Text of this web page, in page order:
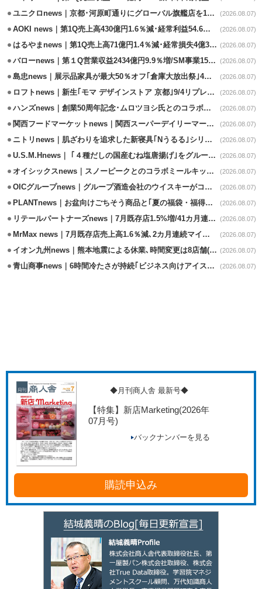
ユニクロnews｜京都･河原町通りにグローバル旗艦店を11/6開設 (2026.08.07)
AOKI news｜第1Q売上高430億円1.6％減･経常利益54.6％減 (2026.08.07)
はるやまnews｜第1Q売上高71億円1.4％減･経常損失4億3800万円 (2026.08.07)
バローnews｜第１Q営業収益2434億円9.9％増/SM事業15.5％増と絶好調 (2026.08.07)
島忠news｜展示品家具が最大50％オフ｢倉庫大放出祭｣4店舗限定で開催 (2026.08.07)
ロフトnews｜新生｢モマ デザインストア 京都｣9/4リプレイスオープン (2026.08.07)
ハンズnews｜創業50周年記念･ムロツヨシ氏とのコラボ企画｢ムロハンズ｣開催 (2026.08.07)
関西フードマーケットnews｜関西スーパーデイリーマート蒲生店8/7改装 (2026.08.07)
ニトリnews｜肌ざわりを追求した新寝具｢Nうるる｣シリーズを発売 (2026.08.07)
U.S.M.Hnews｜ ｢４種だしの国産むね塩唐揚げ｣をグループ610店で共同販促 (2026.08.07)
オイシックスnews｜スノーピークとのコラボミールキット8/13発売 (2026.08.07)
OICグループnews｜グループ酒造会社のウイスキーがコンペティション受賞 (2026.08.07)
PLANTnews｜お盆向けごちそう商品と｢夏の福袋・福得カート｣8/8から開催 (2026.08.07)
リテールパートナーズnews｜7月既存店1.5%増/41カ月連続増 (2026.08.07)
MrMax news｜7月既存店売上高1.6％減､2カ月連続マイナス (2026.08.07)
イオン九州news｜熊本地震による休業､時間変更は8店舗(8/7時点) (2026.08.07)
青山商事news｜6時間冷たさが持続｢ビジネス向けアイスベスト｣発売 (2026.08.07)
◆月刊商人舎 最新号◆
【特集】新店Marketing(2026年
07月号)
バックナンバーを見る
購読申込み